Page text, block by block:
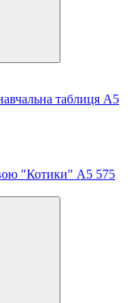
таблиця A5